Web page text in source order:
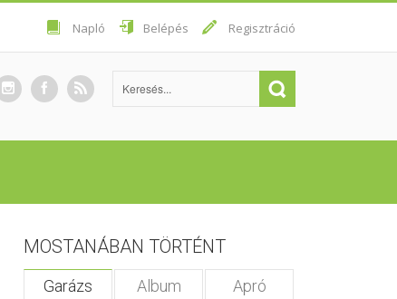
Napló Belépés Regisztráció
MOSTANÁBAN TÖRTÉNT
Garázs Album Apró